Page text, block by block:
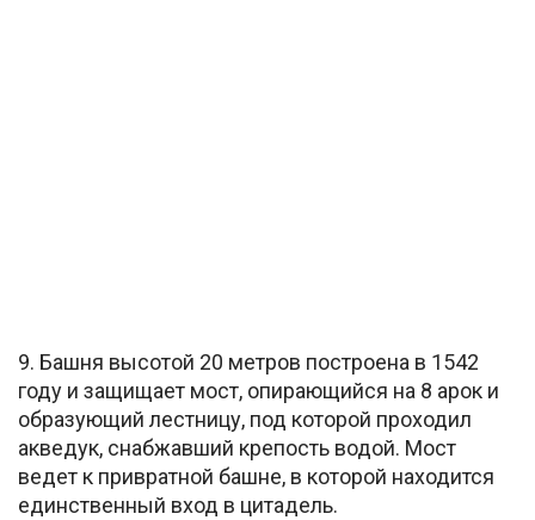
9. Башня высотой 20 метров построена в 1542
году и защищает мост, опирающийся на 8 арок и
образующий лестницу, под которой проходил
акведук, снабжавший крепость водой. Мост
ведет к привратной башне, в которой находится
единственный вход в цитадель.